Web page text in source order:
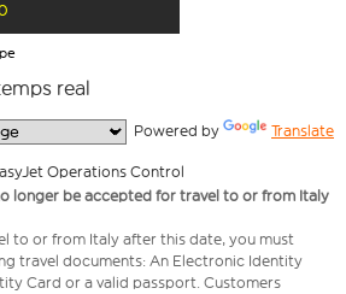
real
Powered by Translate
Operations Control
longer be accepted for travel to or from Italy
to or from Italy after this date, you must
travel documents: An Electronic Identity
Card or a valid passport. Customers